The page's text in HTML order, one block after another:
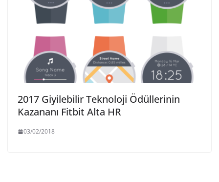
2017 Giyilebilir Teknoloji Ödüllerinin
Kazananı Fitbit Alta HR
03/02/2018